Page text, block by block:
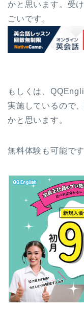
かと思います。受
ごいです。
もしくは、
実施しているので
かと思います。
無料体験も可能です